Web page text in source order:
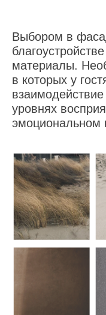
Выбором в
материалы.
в которых у
уровнях
эмоциональном